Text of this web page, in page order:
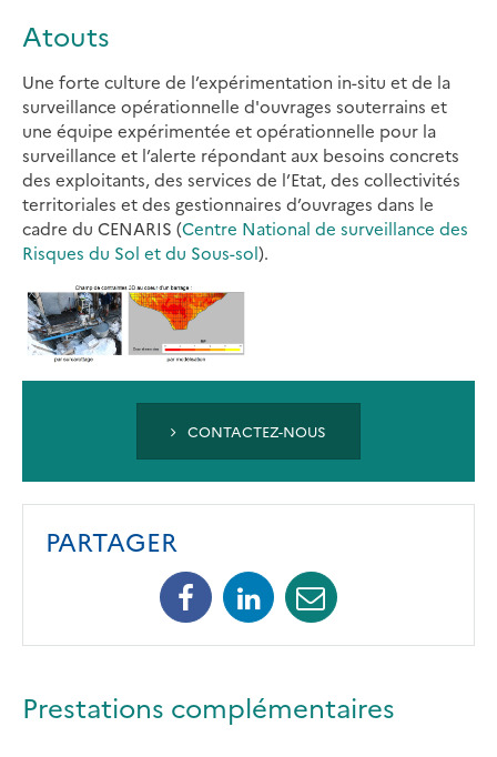
Atouts
Une forte culture de l’expérimentation in-situ et de la
surveillance opérationnelle d'ouvrages souterrains et
une équipe expérimentée et opérationnelle pour la
surveillance et l’alerte répondant aux besoins concrets
des exploitants, des services de l’Etat, des collectivités
territoriales et des gestionnaires d’ouvrages dans le
cadre du CENARIS (Centre National de surveillance des
Risques du Sol et du Sous-sol).
CONTACTEZ-NOUS
PARTAGER
FacebookLinkedinMail
Prestations complémentaires